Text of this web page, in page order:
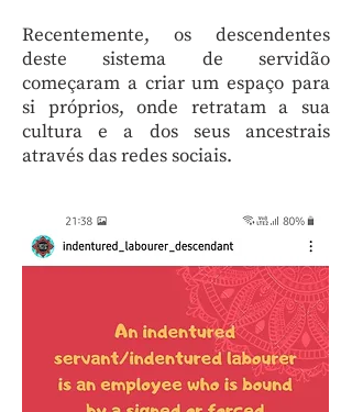
Recentemente, os descendentes
deste sistema de servidão
começaram a criar um espaço para
si próprios, onde retratam a sua
cultura e a dos seus ancestrais
através das redes sociais.